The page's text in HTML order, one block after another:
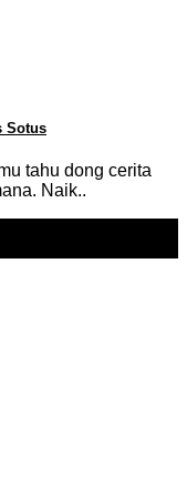
Sotus
tahu dong cerita
Naik..